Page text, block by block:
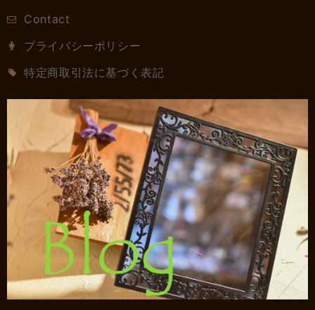
Contact
プライバシーポリシー
特定商取引法に基づく表記